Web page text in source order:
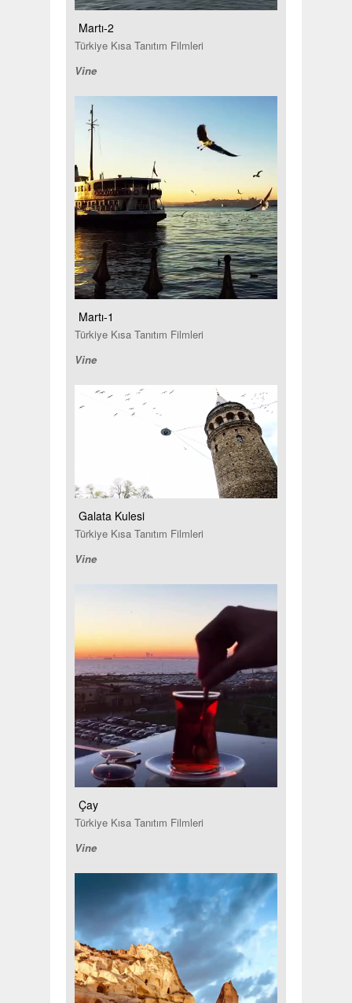
Martı-2
Türkiye Kısa Tanıtım Filmleri
Vine
Martı-1
Türkiye Kısa Tanıtım Filmleri
Vine
Galata Kulesi
Türkiye Kısa Tanıtım Filmleri
Vine
Çay
Türkiye Kısa Tanıtım Filmleri
Vine